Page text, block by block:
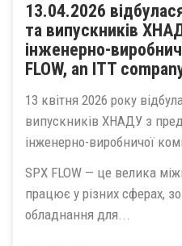
13.04.2026
та випускників
інженерно-
FLOW, an ITT
13 квітня 2026 року
випускників ХНАДУ з
інженерно-виробничої
SPX FLOW — це велика
працює у різних сферах,
обладнання для...